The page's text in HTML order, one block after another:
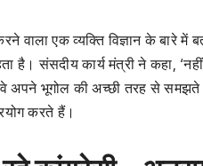
एक व्यक्ति विज्ञान के बारे में
है। संसदीय कार्य मंत्री ने कहा,
अपने भूगोल की अच्छी तरह से
करते हैं।